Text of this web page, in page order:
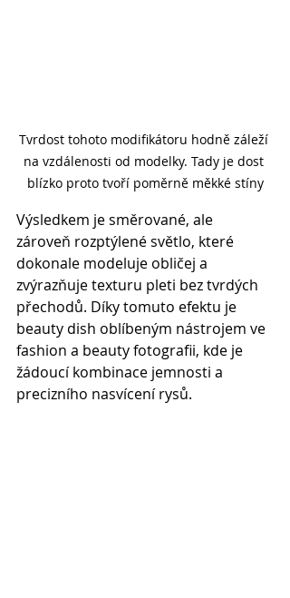
Tvrdost tohoto modifikátoru hodně záleží
na vzdálenosti od modelky. Tady je dost
blízko proto tvoří poměrně měkké stíny
Výsledkem je směrované, ale
zároveň rozptýlené světlo, které
dokonale modeluje obličej a
zvýrazňuje texturu pleti bez tvrdých
přechodů. Díky tomuto efektu je
beauty dish oblíbeným nástrojem ve
fashion a beauty fotografii, kde je
žádoucí kombinace jemnosti a
precizního nasvícení rysů.